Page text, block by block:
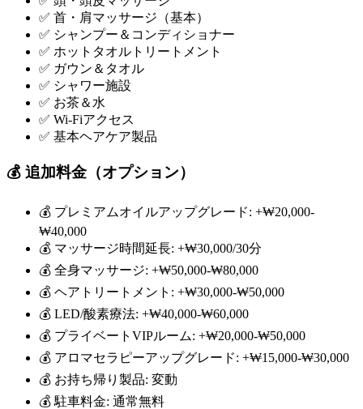
✅ 首・肩マッサージ（基本）
✅ シャンプー＆コンディショナー
✅ ホットタオルトリートメント
✅ ガウン＆タオル
✅ シャワー施設
✅ お茶＆水
✅ Wi-Fiアクセス
✅ 基本ヘアケア製品
💰 追加料金（オプション）
💰 プレミアムオイルアップグレード: +₩20,000-
₩40,000
💰 マッサージ時間延長: +₩30,000/30分
💰 全身マッサージ: +₩50,000-₩80,000
💰 ヘアトリートメント: +₩30,000-₩50,000
💰 LED/酸素療法: +₩40,000-₩60,000
💰 プライベートVIPルーム: +₩20,000-₩50,000
💰 アロマセラピーアップグレード: +₩15,000-₩30,000
💰 お持ち帰り製品: 変動
💰 駐車料金: 通常無料